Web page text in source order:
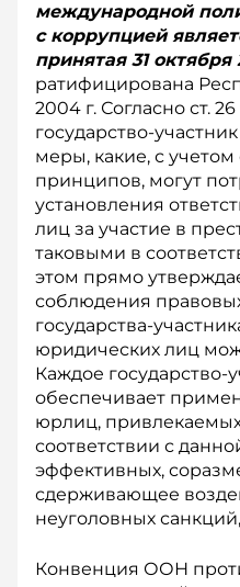
международной
с коррупцией
принятая 31 октября
ратифицирована
2004 г. Согласно ст.
государство-
меры, какие, с
принципов, могут
установления
лиц за участие в
таковыми в
этом прямо
соблюдения
государства-
юридических лиц
Каждое государство-­
обеспечивает
юрлиц, привлекаемых
соответствии с
эффективных,
сдерживающее
неуголовных
Конвенция ООН